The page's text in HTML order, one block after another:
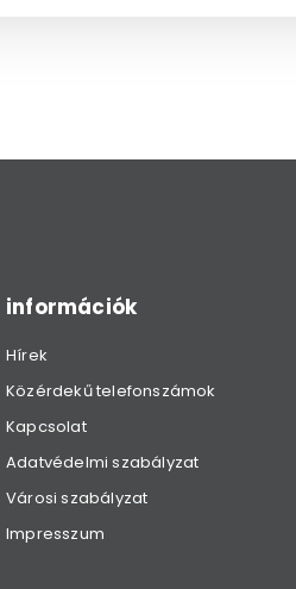
információk
Hírek
Közérdekű telefonszámok
Kapcsolat
Adatvédelmi szabályzat
Városi szabályzat
Impresszum